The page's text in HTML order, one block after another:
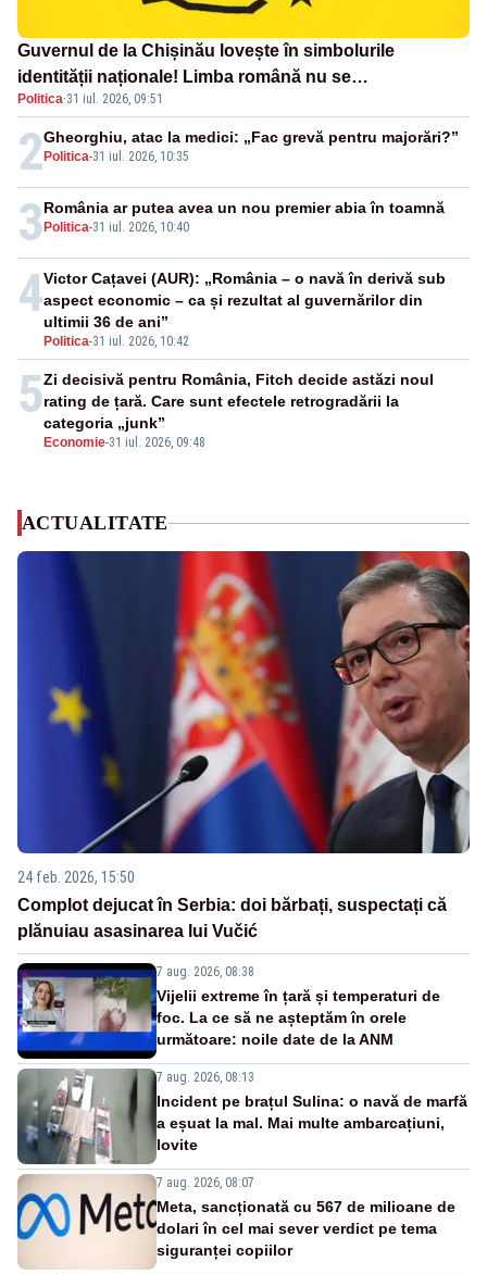
Guvernul de la Chișinău lovește în simbolurile
identității naționale! Limba română nu se
economisește! Limba română se sărbătorește!
Politica·31 iul. 2026, 09:51
2 Politica-31 iul. 2026, 10:35
Gheorghiu, atac la medici: „Fac grevă pentru majorări?”
3 Politica-31 iul. 2026, 10:40
România ar putea avea un nou premier abia în toamnă
4
Politica-31 iul. 2026, 10:42
Victor Cațavei (AUR): „România – o navă în derivă sub
aspect economic – ca și rezultat al guvernărilor din
ultimii 36 de ani”
5
Economie-31 iul. 2026, 09:48
Zi decisivă pentru România, Fitch decide astăzi noul
rating de țară. Care sunt efectele retrogradării la
categoria „junk”
ACTUALITATE
24 feb. 2026, 15:50
Complot dejucat în Serbia: doi bărbați, suspectați că
plănuiau asasinarea lui Vučić
7 aug. 2026, 08:38
Vijelii extreme în țară și temperaturi de
foc. La ce să ne așteptăm în orele
următoare: noile date de la ANM
7 aug. 2026, 08:13
Incident pe brațul Sulina: o navă de marfă
a eșuat la mal. Mai multe ambarcațiuni,
lovite
7 aug. 2026, 08:07
Meta, sancționată cu 567 de milioane de
dolari în cel mai sever verdict pe tema
siguranței copiilor